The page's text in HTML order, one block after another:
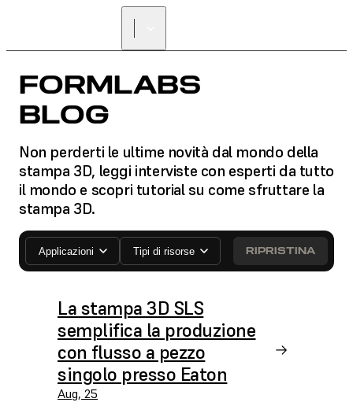
FORMLABS
BLOG
Non perderti le ultime novità dal mondo della
stampa 3D, leggi interviste con esperti da tutto
il mondo e scopri tutorial su come sfruttare la
stampa 3D.
Applicazioni Tipi di risorse RIPRISTINA
La stampa 3D SLS
semplifica la produzione
con flusso a pezzo
singolo presso Eaton
Aug, 25